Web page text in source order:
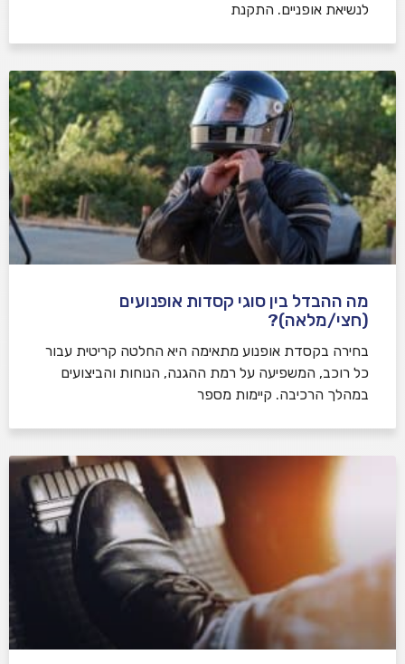
לנשיאת אופניים. התקנת
מה ההבדל בין סוגי קסדות אופנועים
(חצי/מלאה)?
בחירה בקסדת אופנוע מתאימה היא החלטה קריטית עבור
כל רוכב, המשפיעה על רמת ההגנה, הנוחות והביצועים
במהלך הרכיבה. קיימות מספר